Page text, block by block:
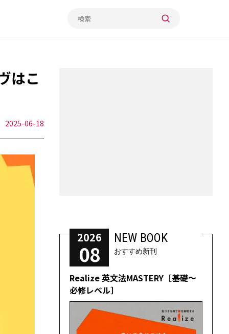
はこ
2025-06-18
2026
08
NEW BOOK
おすすめ新刊
Realize 英文法MASTERY［基礎～
必修レベル］